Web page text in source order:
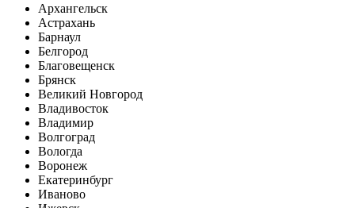
Архангельск
Астрахань
Барнаул
Белгород
Благовещенск
Брянск
Великий Новгород
Владивосток
Владимир
Волгоград
Вологда
Воронеж
Екатеринбург
Иваново